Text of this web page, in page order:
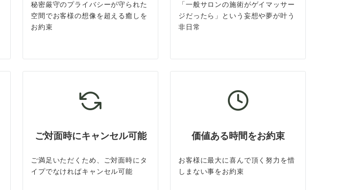
秘密厳守のプライバシーが守られた
空間でお客様の想像を超える癒しを
お約束
「一般サロンの施術がゲイマッサー
ジだったら」という妄想や夢が叶う
非日常
ご対面時にキャンセル可能
ご満足いただくため、ご対面時にタ
イプでなければキャンセル可能
価値ある時間をお約束
お客様に最大に喜んで頂く努力を惜
しまない事をお約束